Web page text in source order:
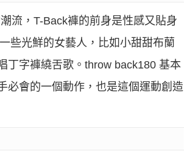
流，T-Back褲的前身是性感又貼身
些光鮮的女藝人，比如小甜甜布蘭
丁字褲繞舌歌。throw back180 基本
必會的一個動作，也是這個運動創造